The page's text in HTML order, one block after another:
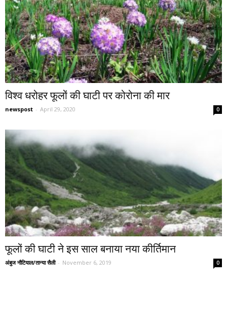
विश्व धरोहर फूलों की घाटी पर कोरोना की मार
newspost - April 29, 2020 0
फूलों की घाटी ने इस साल बनाया नया कीर्तिमान
अंबुज नौटियाल/तान्या सैली - November 6, 2019 0